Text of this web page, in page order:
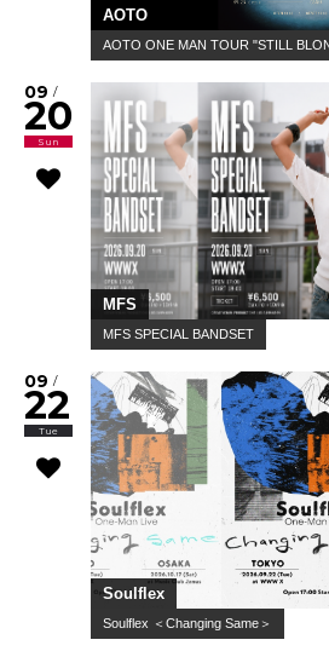
AOTO
AOTO ONE MAN TOUR "STILL
09 /
20
Sun
MFS
MFS SPECIAL BANDSET
09 /
22
Tue
Soulflex
Soulflex ＜Changing Same＞